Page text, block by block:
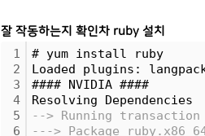
잘 작동하는지 확인차 ruby 설치
1
2
3
4
5
6
# yum install ruby
Loaded plugins:
#### NVIDIA ####
Resolving Dependencies
--> Running transaction
---> Package